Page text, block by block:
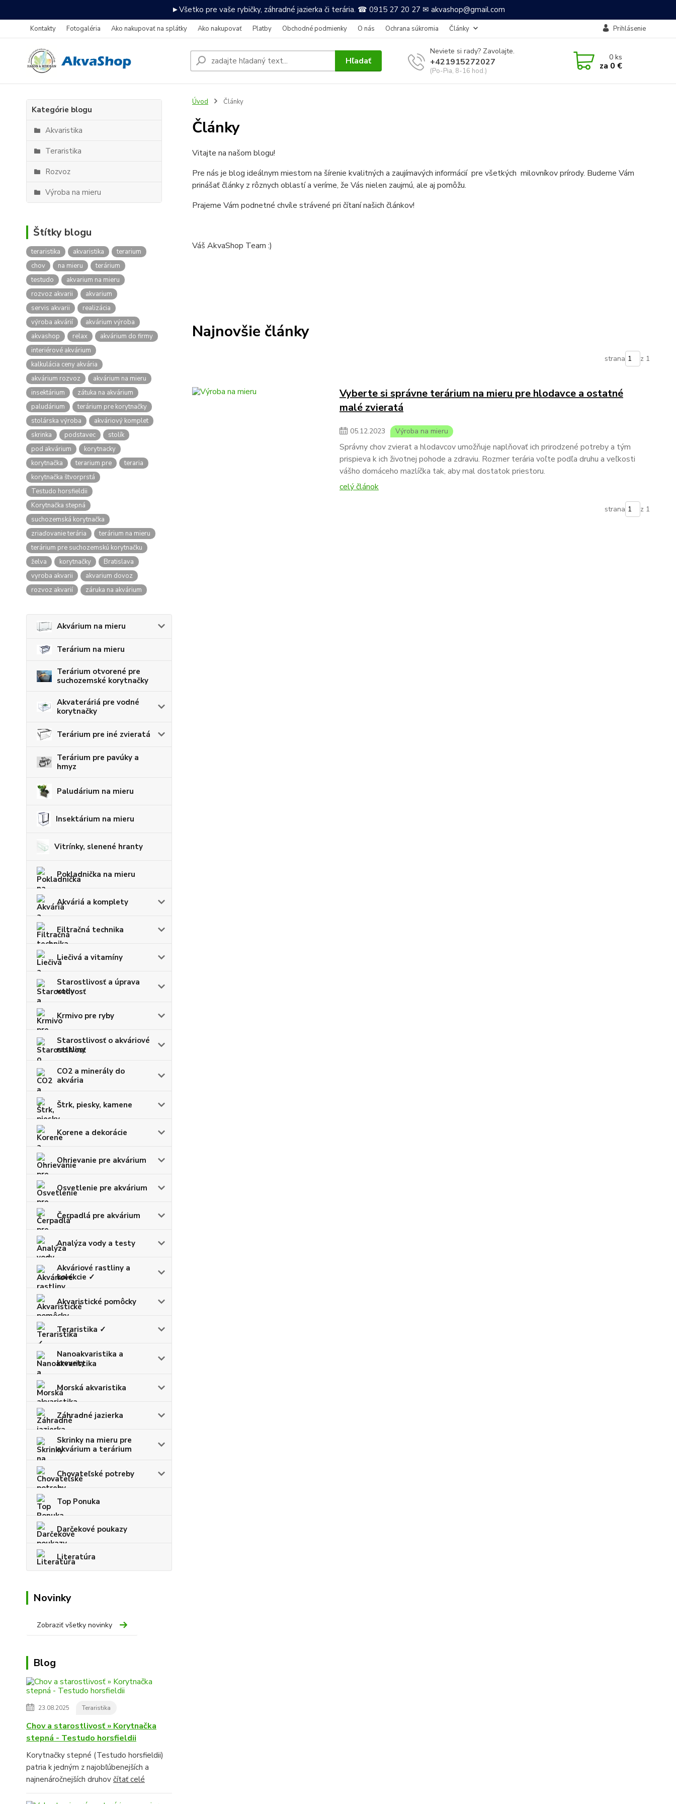
►Všetko pre vaše rybičky, záhradné jazierka či terária. ☎ 0915 27 20 27 ✉ akvashop@gmail.com
Kontakty Fotogaléria Ako nakupovať na splátky Ako nakupovať Platby Obchodné podmienky O nás Ochrana súkromia Články Prihlásenie
Hľadať
Neviete si rady? Zavolajte.
+421915272027
(Po-Pia, 8-16 hod.)
0ks
za 0 €
Kategórie blogu
Akvaristika
Teraristika
Rozvoz
Výroba na mieru
Štítky blogu
teraristika akvaristika
terarium
chov
na mieru
terárium
testudo
akvarium na mieru
rozvoz akvarii
akvarium
servis akvarii
realizácia
výroba akvárií
akvárium výroba
akvashop
relax
akvárium do firmy
interiérové akvárium
kalkulácia ceny akvária
akvárium rozvoz
akvárium na mieru
insektárium
zátuka na akvárium
paludárium
terárium pre korytnačky
stolárska výroba
akváriový komplet
skrinka
podstavec
stolík
pod akvárium
korytnacky
korytnačka
terarium pre
teraria
korytnačka štvorprstá
Testudo horsfieldii
Korytnačka stepná
suchozemská korytnačka
zriaďovanie terária
terárium na mieru
terárium pre suchozemskú korytnačku
želva
korytnačky
Bratislava
vyroba akvarii
akvarium dovoz
rozvoz akvarií
záruka na akvárium
Akvárium na mieru
Terárium na mieru
Terárium otvorené pre
suchozemské korytnačky
Akvateráriá pre vodné
korytnačky
Terárium pre iné zvieratá
Terárium pre pavúky a
hmyz
Paludárium na mieru
Insektárium na mieru
Vitrínky, slenené hranty
Pokladnička na mieru
Akváriá a komplety
Filtračná technika
Liečivá a vitamíny
Starostlivosť a úprava
vody
Krmivo pre ryby
Starostlivosť o akváriové
rastliny
CO2 a minerály do
akvária
Štrk, piesky, kamene
Korene a dekorácie
Ohrievanie pre akvárium
Osvetlenie pre akvárium
Čerpadlá pre akvárium
Analýza vody a testy
Akváriové rastliny a
kolekcie ✓
Akvaristické pomôcky
Teraristika ✓
Nanoakvaristika a
krevety
Morská akvaristika
Záhradné jazierka
Skrinky na mieru pre
akvárium a terárium
Chovateľské potreby
Top Ponuka
Darčekové poukazy
Literatúra
Novinky
Zobraziť všetky novinky
Blog
23.08.2025 Teraristika
Chov a starostlivosť » Korytnačka
stepná - Testudo horsfieldii
Korytnačky stepné (Testudo horsfieldii)
patria k jedným z najobľúbenejších a
najnenáročnejších druhov čítať celé
Úvod Články
Články
Vitajte na našom blogu!
Pre nás je blog ideálnym miestom na šírenie kvalitných a zaujímavých informácií pre všetkých milovníkov prírody. Budeme Vám
prinášať články z rôznych oblastí a veríme, že Vás nielen zaujmú, ale aj pomôžu.
Prajeme Vám podnetné chvíle strávené pri čítaní našich článkov!
Váš AkvaShop Team :)
Najnovšie články
strana z 1
Vyberte si správne terárium na mieru pre hlodavce a ostatné
malé zvieratá
05.12.2023 Výroba na mieru
Správny chov zvierat a hlodavcov umožňuje naplňovať ich prirodzené potreby a tým
prispieva k ich životnej pohode a zdraviu. Rozmer terária voľte podľa druhu a veľkosti
vášho domáceho mazlíčka tak, aby mal dostatok priestoru.
celý článok
strana z 1